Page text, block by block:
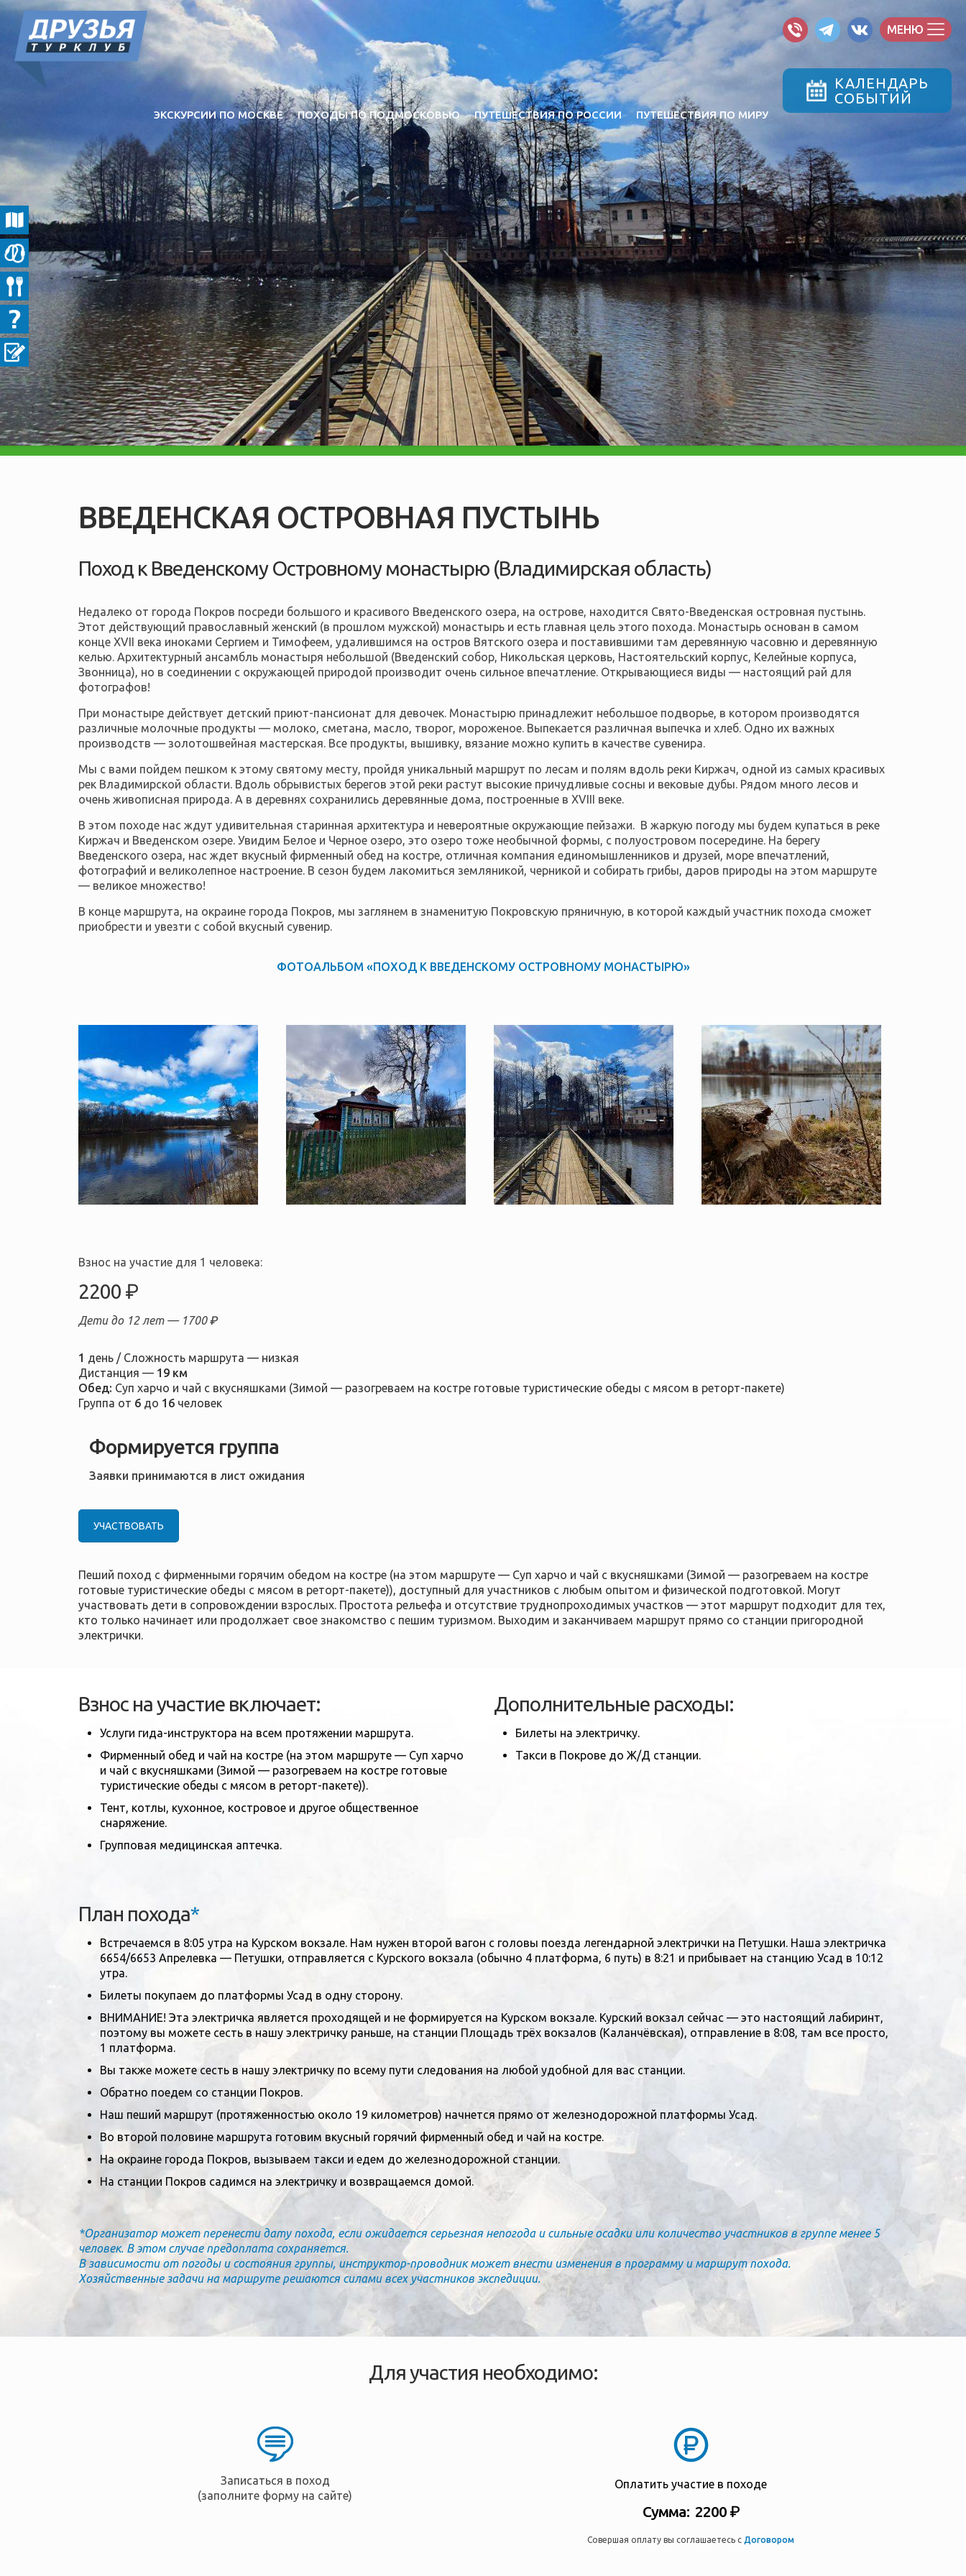
ЭКСКУРСИИ ПО МОСКВЕ ПОХОДЫ ПО ПОДМОСКОВЬЮ ПУТЕШЕСТВИЯ ПО РОССИИ ПУТЕШЕСТВИЯ ПО МИРУ
МЕНЮ
КАЛЕНДАРЬ
СОБЫТИЙ
ВВЕДЕНСКАЯ ОСТРОВНАЯ ПУСТЫНЬ
Поход к Введенскому Островному монастырю (Владимирская область)
Недалеко от города Покров посреди большого и красивого Введенского озера, на острове, находится Свято-Введенская островная пустынь.
Этот действующий православный женский (в прошлом мужской) монастырь и есть главная цель этого похода. Монастырь основан в самом
конце XVII века иноками Сергием и Тимофеем, удалившимся на остров Вятского озера и поставившими там деревянную часовню и деревянную
келью. Архитектурный ансамбль монастыря небольшой (Введенский собор, Никольская церковь, Настоятельский корпус, Келейные корпуса,
Звонница), но в соединении с окружающей природой производит очень сильное впечатление. Открывающиеся виды — настоящий рай для
фотографов!
При монастыре действует детский приют-пансионат для девочек. Монастырю принадлежит небольшое подворье, в котором производятся
различные молочные продукты — молоко, сметана, масло, творог, мороженое. Выпекается различная выпечка и хлеб. Одно их важных
производств — золотошвейная мастерская. Все продукты, вышивку, вязание можно купить в качестве сувенира.
Мы с вами пойдем пешком к этому святому месту, пройдя уникальный маршрут по лесам и полям вдоль реки Киржач, одной из самых красивых
рек Владимирской области. Вдоль обрывистых берегов этой реки растут высокие причудливые сосны и вековые дубы. Рядом много лесов и
очень живописная природа. А в деревнях сохранились деревянные дома, построенные в XVIII веке.
В этом походе нас ждут удивительная старинная архитектура и невероятные окружающие пейзажи.В жаркую погоду мы будем купаться в реке
Киржач и Введенском озере. Увидим Белое и Черное озеро, это озеро тоже необычной формы, с полуостровом посередине. На берегу
Введенского озера, нас ждет вкусный фирменный обед на костре, отличная компания единомышленников и друзей, море впечатлений,
фотографий и великолепное настроение. В сезон будем лакомиться земляникой, черникой и собирать грибы, даров природы на этом маршруте
— великое множество!
В конце маршрута, на окраине города Покров, мы заглянем в знаменитую Покровскую пряничную, в которой каждый участник похода сможет
приобрести и увезти с собой вкусный сувенир.
ФОТОАЛЬБОМ «ПОХОД К ВВЕДЕНСКОМУ ОСТРОВНОМУ МОНАСТЫРЮ»
Взнос на участие для 1 человека:
2200 ₽
Дети до 12 лет — 1700 ₽
1 день / Сложность маршрута — низкая
Дистанция — 19 км
Обед: Суп харчо и чай с вкусняшками (Зимой — разогреваем на костре готовые туристические обеды с мясом в реторт-пакете)
Группа от 6до 16человек
Формируется группа
Заявки принимаются в лист ожидания
УЧАСТВОВАТЬ
Пеший поход с фирменными горячим обедом на костре (на этом маршруте — Суп харчо и чай с вкусняшками (Зимой — разогреваем на костре
готовые туристические обеды с мясом в реторт-пакете)), доступный для участников с любым опытом и физической подготовкой. Могут
участвовать дети в сопровождении взрослых. Простота рельефа и отсутствие труднопроходимых участков — этот маршрут подходит для тех,
кто только начинает или продолжает свое знакомство с пешим туризмом. Выходим и заканчиваем маршрут прямо со станции пригородной
электрички.
Взнос на участие включает:
Услуги гида-инструктора на всем протяжении маршрута.
Фирменный обед и чай на костре (на этом маршруте — Суп харчо
и чай с вкусняшками (Зимой — разогреваем на костре готовые
туристические обеды с мясом в реторт-пакете)).
Тент, котлы, кухонное, костровое и другое общественное
снаряжение.
Групповая медицинская аптечка.
Дополнительные расходы:
Билеты на электричку.
Такси в Покрове до Ж/Д станции.
План похода*
Встречаемся в 8:05 утра на Курском вокзале. Нам нужен второй вагон с головы поезда легендарной электрички на Петушки. Наша электричка
6654/6653 Апрелевка — Петушки, отправляется с Курского вокзала (обычно 4 платформа, 6 путь) в 8:21 и прибывает на станцию Усад в 10:12
утра.
Билеты покупаем до платформы Усад в одну сторону.
ВНИМАНИЕ! Эта электричка является проходящей и не формируется на Курском вокзале. Курский вокзал сейчас — это настоящий лабиринт,
поэтому вы можете сесть в нашу электричку раньше, на станции Площадь трёх вокзалов (Каланчёвская), отправление в 8:08, там все просто,
1 платформа.
Вы также можете сесть в нашу электричку по всему пути следования на любой удобной для вас станции.
Обратно поедем со станции Покров.
Наш пеший маршрут (протяженностью около 19 километров) начнется прямо от железнодорожной платформы Усад.
Во второй половине маршрута готовим вкусный горячий фирменный обед и чай на костре.
На окраине города Покров, вызываем такси и едем до железнодорожной станции.
На станции Покров садимся на электричку и возвращаемся домой.
*Организатор может перенести дату похода, если ожидается серьезная непогода и сильные осадки или количество участников в группе менее 5
человек. В этом случае предоплата сохраняется.
В зависимости от погоды и состояния группы, инструктор-проводник может внести изменения в программу и маршрут похода.
Хозяйственные задачи на маршруте решаются силами всех участников экспедиции.
Для участия необходимо:
Записаться в поход
(заполните форму на сайте)
Оплатить участие в походе
Сумма: 2200 ₽
Совершая оплату вы соглашаетесь сДоговором